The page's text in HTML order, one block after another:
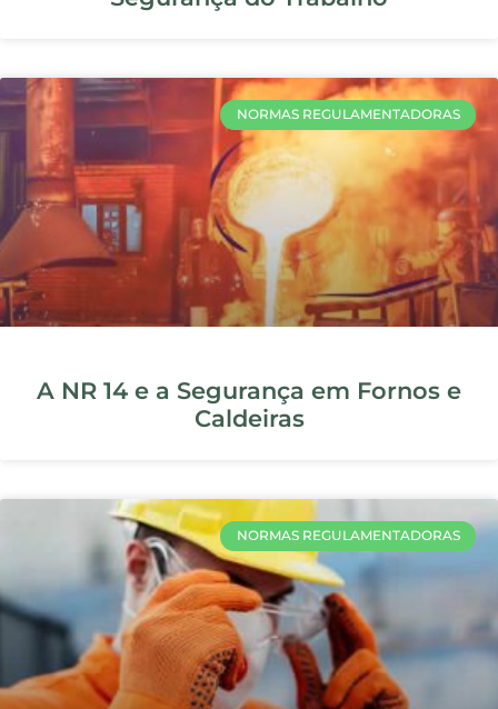
Equipamentos de Proteção
Individual (EPIs): Quais São os Mais
Usados?
SESMT: funções, responsabilidades
e como estruturar